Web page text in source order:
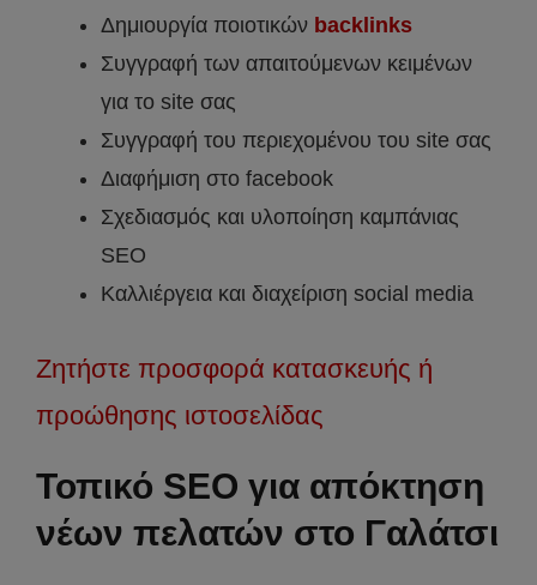
Δημιουργία ποιοτικών backlinks
Συγγραφή των απαιτούμενων κειμένων
για το site σας
Συγγραφή του περιεχομένου του site σας
Διαφήμιση στο facebook
Σχεδιασμός και υλοποίηση καμπάνιας
SEO
Καλλιέργεια και διαχείριση social media
Ζητήστε προσφορά κατασκευής ή
προώθησης ιστοσελίδας
Τοπικό SEO για απόκτηση
νέων πελατών στο Γαλάτσι